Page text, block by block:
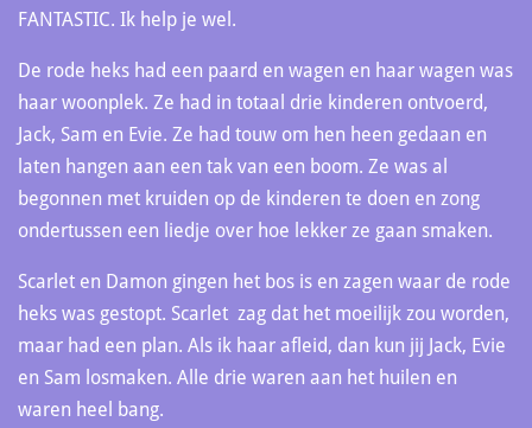
FANTASTIC. Ik help je wel.
De rode heks had een paard en wagen en haar wagen was
haar woonplek. Ze had in totaal drie kinderen ontvoerd,
Jack, Sam en Evie. Ze had touw om hen heen gedaan en
laten hangen aan een tak van een boom. Ze was al
begonnen met kruiden op de kinderen te doen en zong
ondertussen een liedje over hoe lekker ze gaan smaken.
Scarlet en Damon gingen het bos is en zagen waar de rode
heks was gestopt. Scarlet zag dat het moeilijk zou worden,
maar had een plan. Als ik haar afleid, dan kun jij Jack, Evie
en Sam losmaken. Alle drie waren aan het huilen en
waren heel bang.